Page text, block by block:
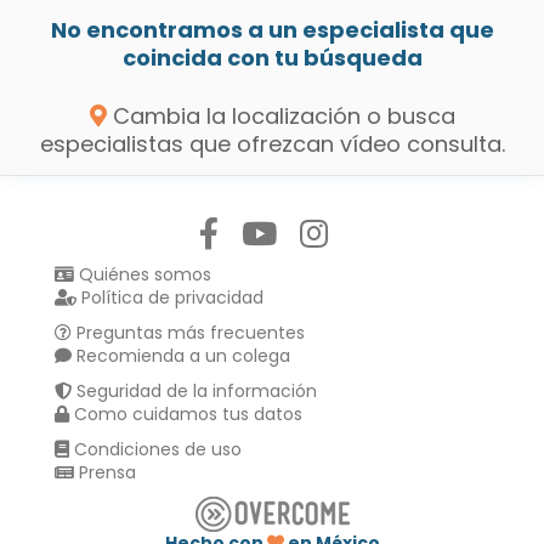
No encontramos a un especialista que
coincida con tu búsqueda
Cambia la localización o busca
especialistas que ofrezcan vídeo consulta.
Quiénes somos
Política de privacidad
Preguntas más frecuentes
Recomienda a un colega
Seguridad de la información
Como cuidamos tus datos
Condiciones de uso
Prensa